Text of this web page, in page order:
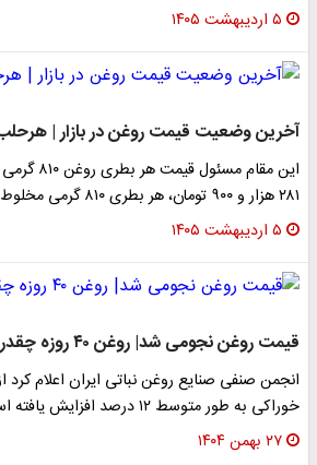
۵ اردیبهشت ۱۴۰۵
آخرین وضعیت قیمت روغن در بازار | هرحلب ۵ کیلویی
این مقام
۲۸۱ هزار و ۹۰۰ تومان، هر بطری ۸۱۰ گرمی مخلوط ۲۸۳ هزار و…
۵ اردیبهشت ۱۴۰۵
قیمت روغن نجومی شد| روغن ۴۰ روزه چقدر گران شد؟
انجمن صنفی صنایع روغن نباتی ایران اعلام کرد
خوراکی به طور متوسط ۱۲ درصد افزایش یافته است.
۲۷ بهمن ۱۴۰۴